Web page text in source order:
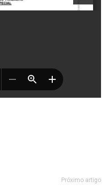
Próximo artigo